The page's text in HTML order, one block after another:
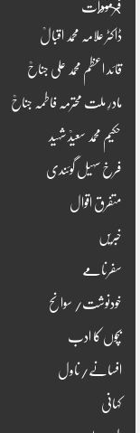
فرمودات
ڈاکٹر علامہ محمد اقبالؒ
قائد اعظم محمد علی جناحؒ
مادرِ ملت محترمہ فاطمہ جناحؒ
حکیم محمد سعیدؒ شہید
فرخ سہیل گوئندی
متفرق اقوال
خبریں
سفرنامے
خودنوشت/ سوانح
بچوں کا ادب
افسانے/ناول
کہانی